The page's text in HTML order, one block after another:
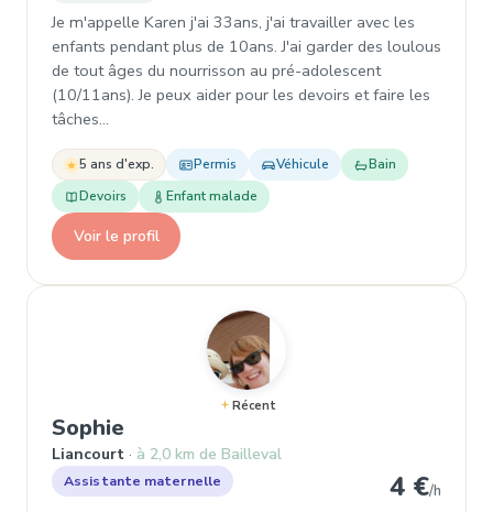
Je m'appelle Karen j'ai 33ans, j'ai travailler avec les
enfants pendant plus de 10ans. J'ai garder des loulous
de tout âges du nourrisson au pré-adolescent
(10/11ans). Je peux aider pour les devoirs et faire les
tâches…
5 ans d'exp. Permis Véhicule
Bain
Devoirs
Enfant malade
Voir le profil
Récent
Sophie
Liancourt à 2,0 km de Bailleval
Assistante maternelle 4 €/h